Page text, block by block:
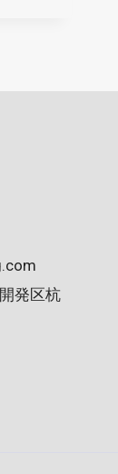
発区杭